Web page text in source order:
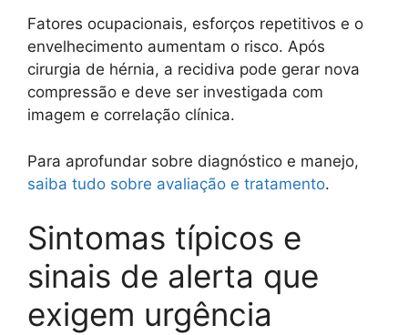
Fatores ocupacionais, esforços repetitivos e o
envelhecimento aumentam o risco. Após
cirurgia de hérnia, a recidiva pode gerar nova
compressão e deve ser investigada com
imagem e correlação clínica.
Para aprofundar sobre diagnóstico e manejo,
saiba tudo sobre avaliação e tratamento.
Sintomas típicos e
sinais de alerta que
exigem urgência